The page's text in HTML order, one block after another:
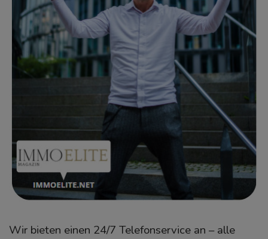
Wir bieten einen 24/7 Telefonservice an – alle